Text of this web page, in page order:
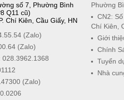
số 7, Phường Bình
Q11 cũ)
Chí Kiên, Cầu Giấy, HN
(Zalo)
(Zalo)
028.3962.1368
(Zalo)
Phường
CN2:
Chí Kiên,
Giới
Chính
Tuyển
Nhà